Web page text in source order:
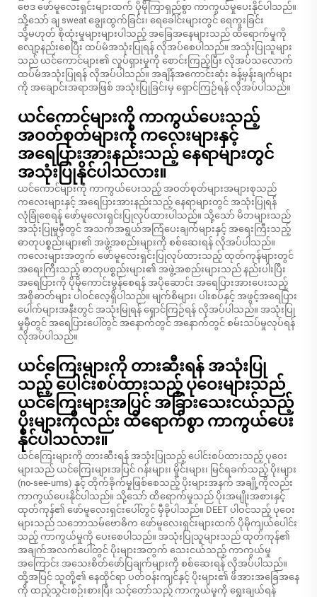
ဗေဒ ဖော်မူလေးရှင်းများထက် ပိုမိုကြာရှည်စွာ ကာကွယ်မှုပေးနိုင်ပါသည်။
သို့သော် ချ sweat ချွေးထွက်ခြင်း၊ ရေခေါင်းများတွင် ရေကူးခြင်း
သို့မဟုတ် စိုထုံးမှုများများပါသည့် အခြေအနေများသည် ထိရောက်မှုကို
လျော့နည်းစေပြီး ထပ်မံအသုံးပြုရန် လိုအပ်စေပါသည်။ အသုံးပြုသူများ
သည် ယင်ကောင်များ၏ လှုပ်ရှားမှုကို စောင်းကြည့်ပြီး လိုအပ်သလောက်
ထပ်မံအသုံးပြုရန် လိုအပ်ပါသည်။ အချိန်အကောင်းဆုံး ခန့်မှန်းချက်များ
ကို အချောင်းအရာအဖြစ် အသုံးပြုခြင်းမှ ရှောင်ကြဉ်ရန် လိုအပ်ပါသည်။
ယင်ကောင်များကို ကာကွယ်ပေးသည့်
အဝတ်စုတ်များကို ကလေးများနှင့်
အရေပြားအားနည်းသည့် နေရာများတွင်
အသုံးပြုနိုင်ပါသလား။
ယင်ကောင်များကို ကာကွယ်ပေးသည့် အဝတ်စုတ်များအများစုသည်
ကလေးများနှင့် အရေပြားအားနည်းသည့် နေရာများတွင် အသုံးပြုရန်
လုံခြုံစေရန် ဖော်မူလေးရှင်းပြုလုပ်ထားပါသည်။ သို့သော် မိဘများသည်
အသုံးပြုမှုမှီတွင် အသက်အရွယ်အကြံပေးချက်များနှင့် အရေးကြီးသည့်
ဓာတုပစ္စည်းများ၏ အဖွဲ့အစည်းများကို စစ်ဆေးရန် လိုအပ်ပါသည်။
ကလေးများအတွက် ဖော်မူလေးရှင်းပြုလုပ်ထားသည့် ထုတ်ကုန်များတွင်
အရေးကြီးသည့် ဓာတုပစ္စည်းများ၏ အဖွဲ့အစည်းများသည် နည်းပါးပြီး
အရေပြားကို ပိုမိုကောင်းမွန်စေရန် အပိုဆောင်း အရေပြားအားပေးသည့်
အစိုဓာတ်များ ပါဝင်လေ့ရှိပါသည်။ မျက်စိများ၊ ပါးစပ်နှင့် အဖွင့်အရေပြား
ပေါက်များအနီးတွင် အသုံးမြုရန် ရှောင်ကြဉ်ရန် လိုအပ်ပါသည်။ အသုံးပြု
မှုမှီတွင် အရေပြားပေါ်တွင် အနောက်တွင် အနောက်တွင် စမ်းသပ်မှုလုပ်ရန်
လိုအပ်ပါသည်။
ယင်ကြေးများကို တားဆီးရန် အသုံးပြု
သည့် ပေါင်းစပ်ထားသည့် ပုဝေးများသည်
ယင်ကြေးများအပြင် အခြားသေးငယ်သည့်
ပိုးများကိုလည်း ထိရောက်စွာ ကာကွယ်ပေး
နိုင်ပါသလား။
ယင်ကြေးများကို တားဆီးရန် အသုံးပြုသည့် ပေါင်းစပ်ထားသည့် ပုဝေး
များသည် ယင်ကြေးများအပြင် ဂန်းများ၊ မှိုင်းများ၊ မြင်ရခက်သည့် ပိုးများ
(no-see-ums) နှင့် တိုက်ခိုက်မှုဖြစ်စေသည့် ပိုးများအနက် အချို့ကိုလည်း
ကာကွယ်ပေးနိုင်ပါသည်။ သို့သော် ထိရောက်မှုသည် ပိုးအမျိုးအစားနှင့်
ထုတ်ကုန်၏ ဖော်မူလေးရှင်းပေါ်တွင် မှီခိုပါသည်။ DEET ပါဝင်သည့် ပုဝေး
များသည် သဘောသမ်ဗောဓိက ဖော်မူလေးရှင်းများထက် ပိုမိုကျယ်ပေါင်း
သည့် ကာကွယ်မှုကို ပေးစေပါသည်။ အသုံးပြုသူများသည် ထုတ်ကုန်၏
အချက်အလက်ပေါ်တွင် ပိုးများအတွက် သေးငယ်သည့် ကာကွယ်မှု
အကြောင်း အသေးစိတ်ဖော်ပြချက်များကို စစ်ဆေးရန် လိုအပ်ပါသည်။
ထို့အပြင် သူတို့၏ နေထိုင်ရာ ပတ်ဝန်းကျင်နှင့် ပိုးများ၏ ဖိအားအခြေအနေ
ကို ထည့်သွင်းစဉ်းစားပြီး သင့်တော်သည့် ကာကွယ်မှုကို ရွေးချယ်ရန်